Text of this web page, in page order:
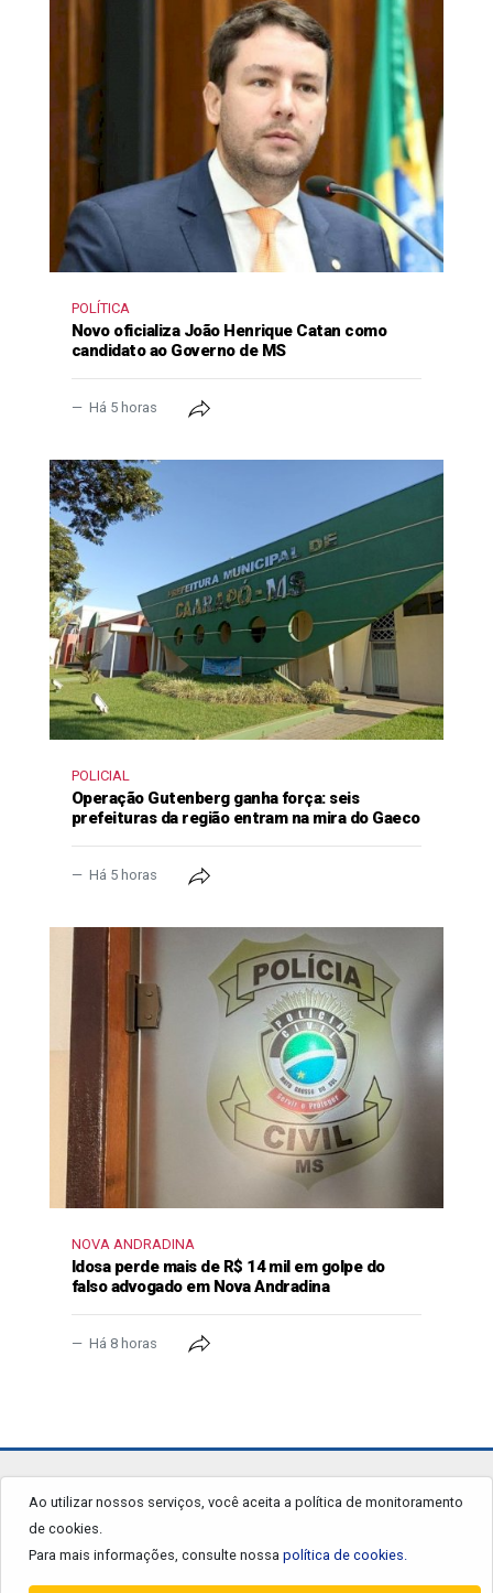
POLÍTICA
Novo oficializa João Henrique Catan como
candidato ao Governo de MS
Há 5 horas
POLICIAL
Operação Gutenberg ganha força: seis
prefeituras da região entram na mira do Gaeco
Há 5 horas
NOVA ANDRADINA
Idosa perde mais de R$ 14 mil em golpe do
falso advogado em Nova Andradina
Há 8 horas
Ao utilizar nossos serviços, você aceita a política de monitoramento
de cookies.
Para mais informações, consulte nossa política de cookies.
jornalgrandourados.com.br